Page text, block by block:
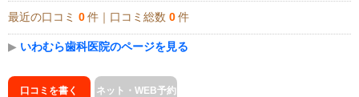
最近の口コミ 0 件｜口コミ総数 0 件
▶ いわむら歯科医院のページを見る
口コミを書く ネット・WEB予約